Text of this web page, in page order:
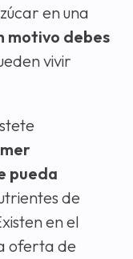
en una
motivo debes
vivir
pueda
de
en el
oferta de